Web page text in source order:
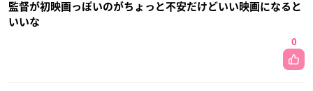
監督が初映画っぽいのがちょっと不安だけどいい映画になると
いいな
0